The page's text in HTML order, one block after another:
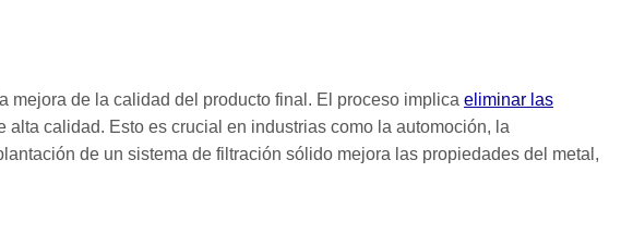
mejora de la calidad del producto final. El proceso implica eliminar las
calidad. Esto es crucial en industrias como la automoción, la
de un sistema de filtración sólido mejora las propiedades del metal,